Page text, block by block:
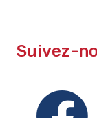
Suivez-